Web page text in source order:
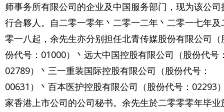
师事务所有限公司的企业及中国服务部门，现为该公司
行合夥人。自二零一零年丶二零一二年丶二零一七年及
零一八起，余先生亦分别担任北青传媒股份有限公司（
份代号：01000）丶远大中国控股有限公司（股份代号
02789）丶三一重装国际控股有限公司（股份代号：
00631）丶百本医护控股有限公司（股份代号：02293
家香港上市公司的公司秘书。余先生於二零零零年毕业